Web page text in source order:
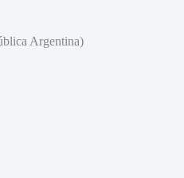
Argentina)